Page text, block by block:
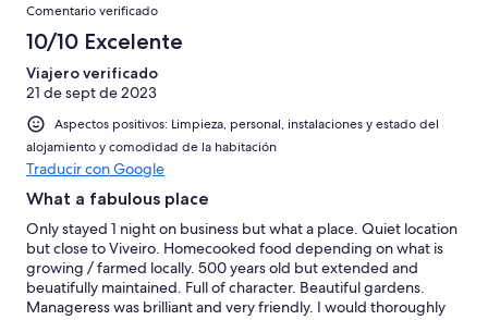
Comentario verificado
10/10 Excelente
Viajero verificado
21 de sept de 2023
Aspectos positivos: Limpieza, personal, instalaciones y estado del
alojamiento y comodidad de la habitación
Traducir con Google
What a fabulous place
Only stayed 1 night on business but what a place. Quiet location
but close to Viveiro. Homecooked food depending on what is
growing / farmed locally. 500 years old but extended and
beuatifully maintained. Full of character. Beautiful gardens.
Manageress was brilliant and very friendly. I would thoroughly